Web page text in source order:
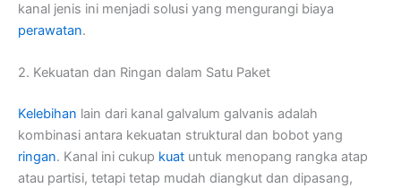
kanal jenis ini menjadi solusi yang mengurangi biaya
perawatan.
2. Kekuatan dan Ringan dalam Satu Paket
Kelebihan lain dari kanal galvalum galvanis adalah
kombinasi antara kekuatan struktural dan bobot yang
ringan. Kanal ini cukup kuat untuk menopang rangka atap
atau partisi, tetapi tetap mudah diangkut dan dipasang,